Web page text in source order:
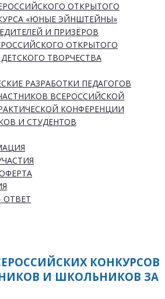
ОТКРЫТОГО
«ЮНЫЕ ЭЙНШТЕЙНЫ»
И ПРИЗЁРОВ
ОТКРЫТОГО
ТВОРЧЕСТВА
РАЗРАБОТКИ ПЕДАГОГОВ
ВСЕРОССИЙСКОЙ
КОНФЕРЕНЦИИ
И СТУДЕНТОВ
КОНКУРСОВ
И ШКОЛЬНИКОВ ЗА